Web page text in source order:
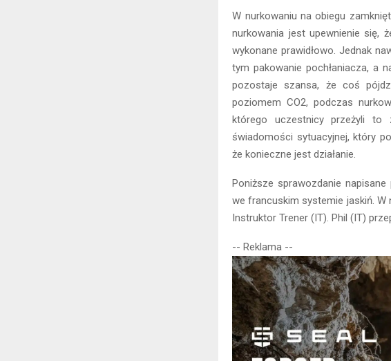
W nurkowaniu na obiegu
nurkowania jest upewnienie się,
wykonane prawidłowo. Jednak
tym pakowanie pochłaniacza, a
pozostaje szansa, że coś
poziomem CO2, podczas
którego uczestnicy przeżyli to
świadomości sytuacyjnej, który
że konieczne jest działanie.
Poniższe sprawozdanie
we francuskim systemie jaskiń. W
Instruktor Trener (IT). Phil (IT)
-- Reklama --